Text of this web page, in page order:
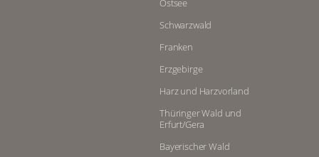
Schwarzwald
Franken
Erzgebirge
Harz und Harzvorland
Thüringer Wald und
Erfurt/Gera
Bayerischer Wald